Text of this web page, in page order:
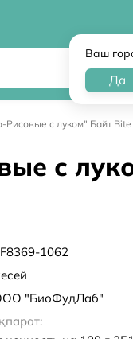
Ваш
Рисовые с луком" Байт Bite
с
1062
"БиоФудЛаб"